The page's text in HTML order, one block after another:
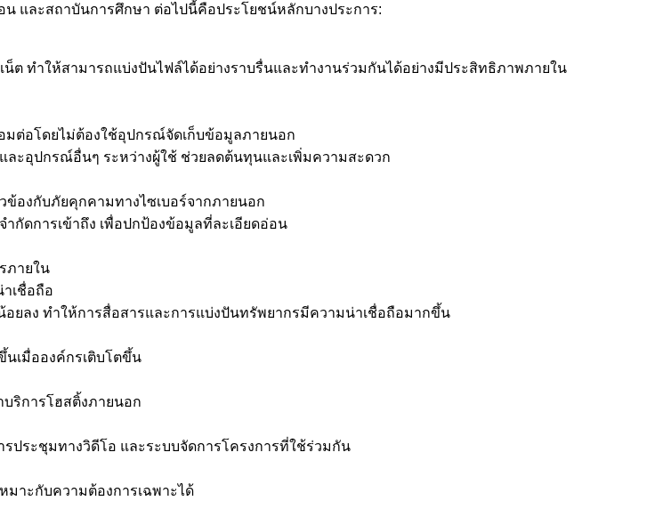
น และสถาบันการศึกษา ต่อไปนี้คือประโยชน์หลักบางประการ:
น็ต ทำให้สามารถแบ่งปันไฟล์ได้อย่างราบรื่นและทำงานร่วมกันได้อย่างมีประสิทธิภาพภายใน
มต่อโดยไม่ต้องใช้อุปกรณ์จัดเก็บข้อมูลภายนอก
ะอุปกรณ์อื่นๆ ระหว่างผู้ใช้ ช่วยลดต้นทุนและเพิ่มความสะดวก
ข้องกับภัยคุกคามทางไซเบอร์จากภายนอก
กัดการเข้าถึง เพื่อปกป้องข้อมูลที่ละเอียดอ่อน
ภายใน
เชื่อถือ
ยลง ทำให้การสื่อสารและการแบ่งปันทรัพยากรมีความน่าเชื่อถือมากขึ้น
นเมื่อองค์กรเติบโตขึ้น
ริการโฮสติ้งภายนอก
ประชุมทางวิดีโอ และระบบจัดการโครงการที่ใช้ร่วมกัน
มาะกับความต้องการเฉพาะได้